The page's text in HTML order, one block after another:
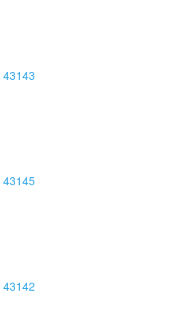
43143
43145
43142